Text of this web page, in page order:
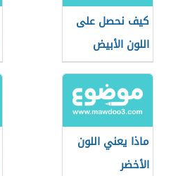
كيف نحصل على
اللون الأبيض
ماذا يعني اللون
الأخضر